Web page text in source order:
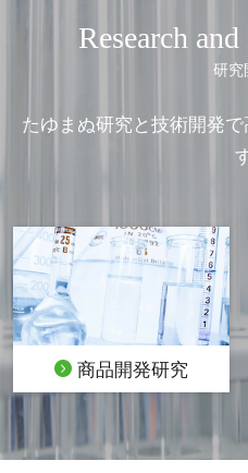
Research
研究
たゆまぬ研究と技術開発
商品開発研究